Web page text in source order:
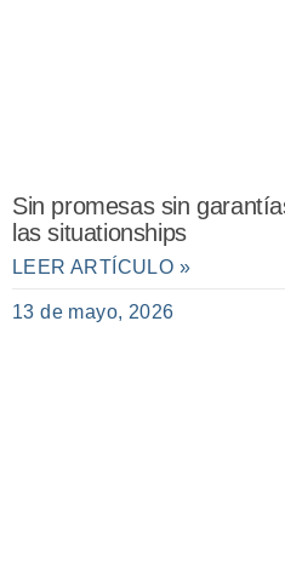
Sin promesas sin
las situationships
LEER ARTÍCULO »
13 de mayo, 2026